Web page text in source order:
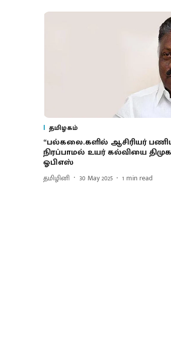
தமிழகம்
“பல்கலை.களில் ஆசிரியர்
நிரப்பாமல் உயர் கல்வியை திமுக
ஓபிஎஸ்
தமிழினி 30 May 2025 1 min read